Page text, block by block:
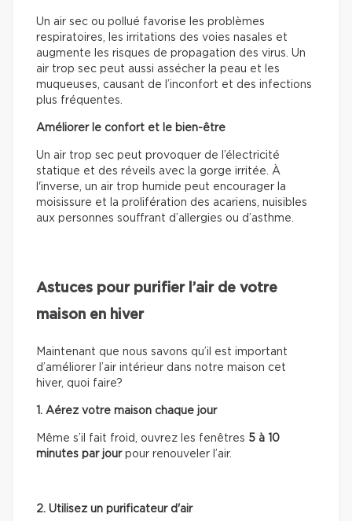
Un air sec ou pollué favorise les problèmes
respiratoires, les irritations des voies nasales et
augmente les risques de propagation des virus. Un
air trop sec peut aussi assécher la peau et les
muqueuses, causant de l’inconfort et des infections
plus fréquentes.
Améliorer le confort et le bien-être
Un air trop sec peut provoquer de l’électricité
statique et des réveils avec la gorge irritée. À
l'inverse, un air trop humide peut encourager la
moisissure et la prolifération des acariens, nuisibles
aux personnes souffrant d’allergies ou d’asthme.
Astuces pour purifier l’air de votre
maison en hiver
Maintenant que nous savons qu’il est important
d’améliorer l’air intérieur dans notre maison cet
hiver, quoi faire?
1. Aérez votre maison chaque jour
Même s’il fait froid, ouvrez les fenêtres 5 à 10
minutes par jourpour renouveler l’air.
2. Utilisez un purificateur d'air